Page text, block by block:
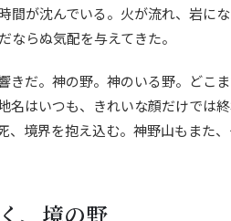
が沈んでいる。火が流れ、岩にな
らぬ気配を与えてきた。
きだ。神の野。神のいる野。どこ
名はいつも、きれいな顔だけでは
、境界を抱え込む。神野山もまた
、境の野